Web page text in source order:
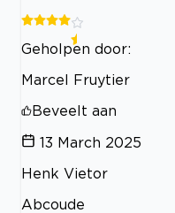
Geholpen door:
Marcel Fruytier
Beveelt aan
13 March 2025
Henk Vietor
Abcoude